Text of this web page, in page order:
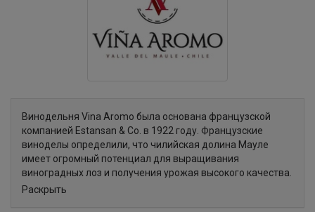
Винодельня Vina Aromo была основана французской
компанией Estansan & Co. в 1922 году. Французские
виноделы определили, что чилийская долина Мауле
имеет огромный потенциал для выращивания
виноградных лоз и получения урожая высокого качества.
В долине существует неповторимый микроклимат,
Раскрыть